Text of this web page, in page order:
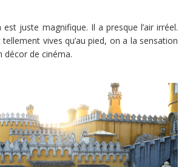
est juste magnifique. Il a presque l’air irréel.
vives qu’au pied, on a la sensation
décor de cinéma.